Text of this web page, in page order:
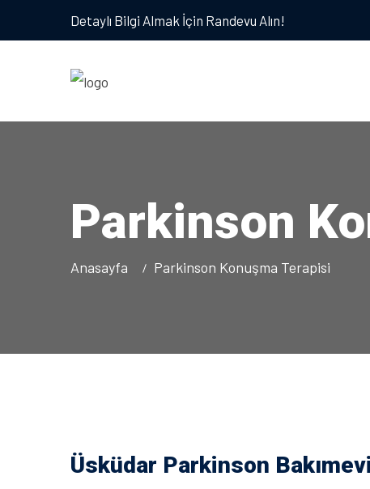
Detaylı Bilgi Almak İçin Randevu Alın!
Parkinson
Anasayfa Parkinson Konuşma Terapisi
Üsküdar Parkinson Bakımevi